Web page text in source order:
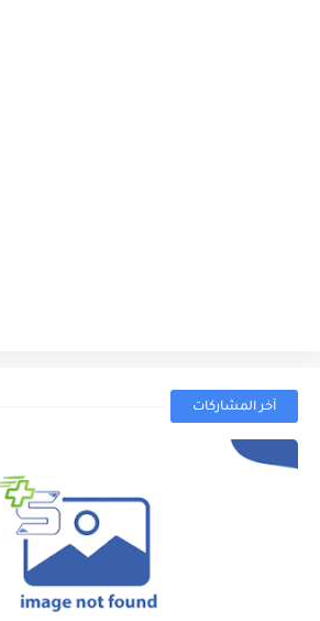
آخر المشاركات